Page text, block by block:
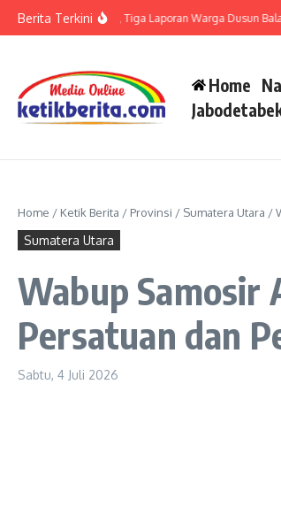
Berita Terkini
di Polsek Barteng, Tiga Laporan Warga Dusun Balaka
Home
Home / Ketik Berita / Provinsi / Sumatera Utara /
Sumatera Utara
Wabup Samosir
Persatuan dan
Sabtu, 4 Juli 2026